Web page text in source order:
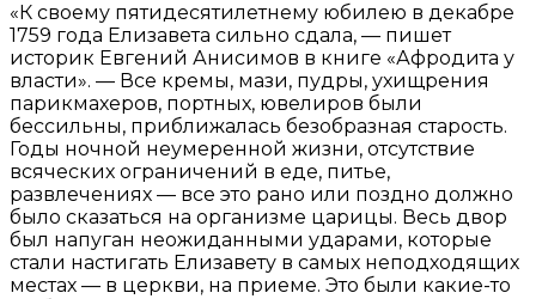
«К своему пятидесятилетнему юбилею в декабре
1759 года Елизавета сильно сдала, — пишет
историк Евгений Анисимов в книге «Афродита у
власти». — Все кремы, мази, пудры, ухищрения
парикмахеров, портных, ювелиров были
бессильны, приближалась безобразная старость.
Годы ночной неумеренной жизни, отсутствие
всяческих ограничений в еде, питье,
развлечениях — все это рано или поздно должно
было сказаться на организме царицы. Весь двор
был напуган неожиданными ударами, которые
стали настигать Елизавету в самых неподходящих
местах — в церкви, на приеме. Это были какие-то